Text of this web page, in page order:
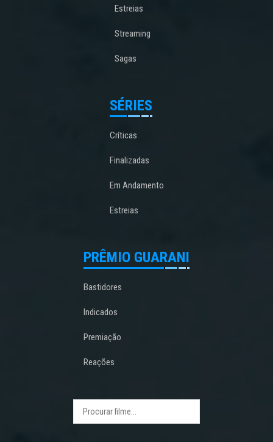
Estreias
Streaming
Sagas
SÉRIES
Críticas
Finalizadas
Em Andamento
Estreias
PRÊMIO GUARANI
Bastidores
Indicados
Premiação
Reações